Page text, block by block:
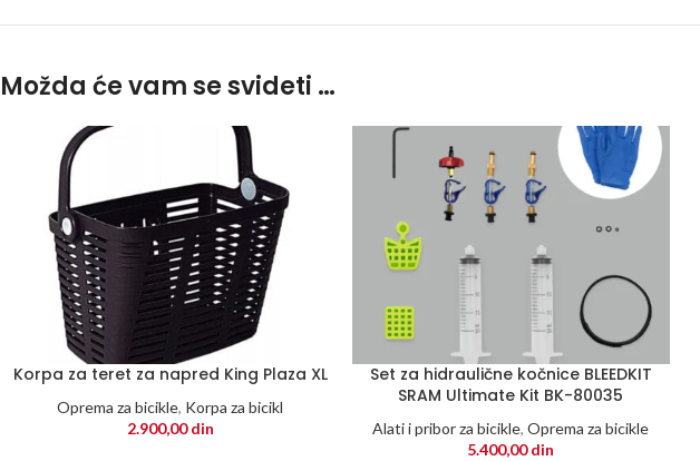
Možda će vam se svideti …
Korpa za teret za napred King Plaza XL
Oprema za bicikle, Korpa za bicikl
2.900,00din
Set za hidraulične kočnice BLEEDKIT
SRAM Ultimate Kit BK-80035
Alati i pribor za bicikle,Oprema za bicikle
5.400,00din